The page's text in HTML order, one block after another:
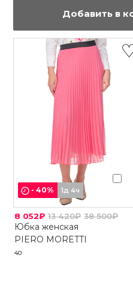
Добавить в
-40% 1д 4ч
8 052₽ 13 420₽ 38 500₽
Юбка женская
PIERO MORETTI
40